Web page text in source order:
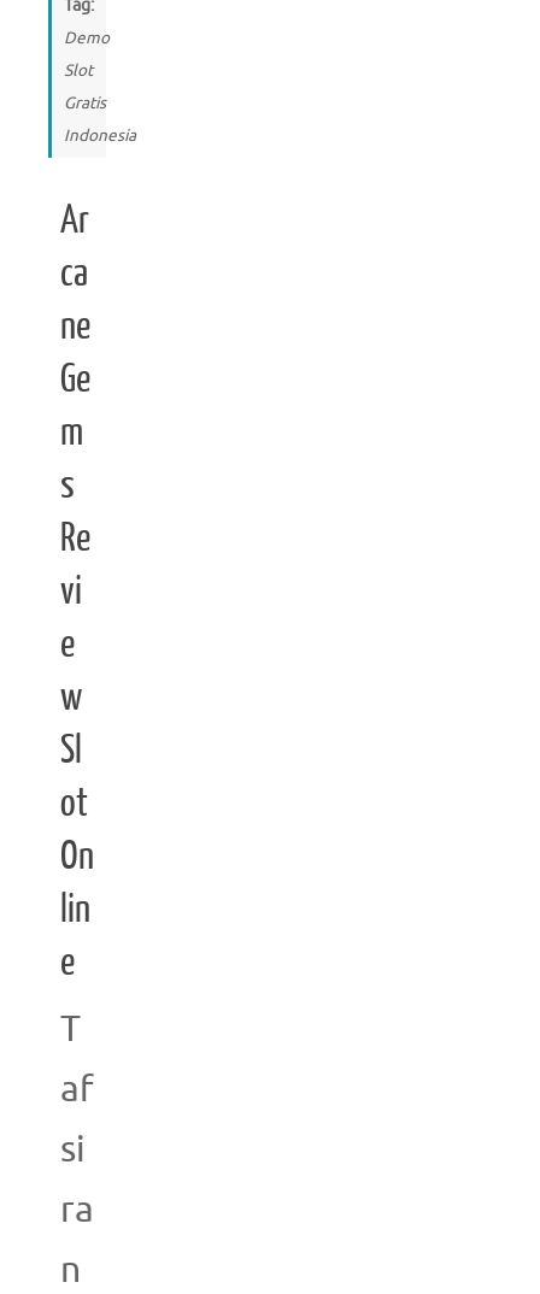
Tag:
Demo
Slot
Gratis
Indonesia
Ar
ca
ne
Ge
m
s
Re
vi
e
w
Sl
ot
On
lin
e
T
af
si
ra
n